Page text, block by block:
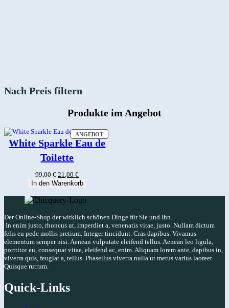
Nach Preis filtern
Produkte im Angebot
ANGEBOTPRODUKT
IM
ANGEBOT
White Sparkle Eau de
Toilette
99,00€Ursprünglicher
Preis
99,00 €
21,00€Aktueller
Preis
21,00 €.
In den Warenkorb
Der Online-Shop der wirklich schönen Dinge für Sie und Ihn.
In enim justo, rhoncus ut, imperdiet a, venenatis vitae, justo. Nullam dictum
felis eu pede mollis pretium. Integer tincidunt. Cras dapibus. Vivamus
elementum semper nisi. Aenean vulputate eleifend tellus. Aenean leo ligula,
porttitor eu, consequat vitae, eleifend ac, enim. Aliquam lorem ante, dapibus in,
viverra quis, feugiat a, tellus. Phasellus viverra nulla ut metus varius laoreet.
Quisque rutrum.
Quick-Links